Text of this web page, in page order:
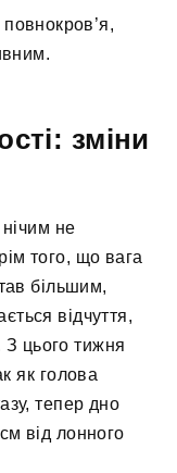
зміни
нічим не
того, що вага
більшим,
відчуття,
З цього тижня
як голова
тепер дно
від лонного